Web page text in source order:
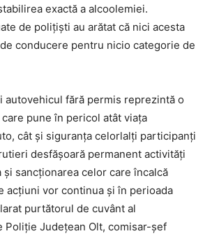
exactă a alcoolemiei.
de polițiști au arătat că nici acesta
conducere pentru nicio categorie de
autovehicul fără permis reprezintă o
pune în pericol atât viața
cât și siguranța celorlalți participanți
desfășoară permanent activități
sancționarea celor care încalcă
acțiuni vor continua și în perioada
purtătorul de cuvânt al
Poliție Județean Olt, comisar-șef